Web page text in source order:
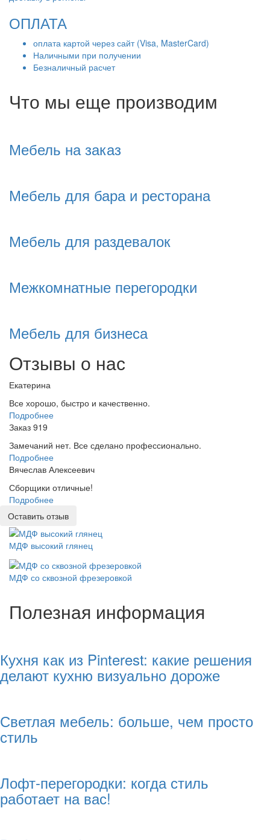
ОПЛАТА
оплата картой через сайт (Visa, MasterCard)
Наличными при получении
Безналичный расчет
Что мы еще производим
Мебель на заказ
Мебель для бара и ресторана
Мебель для раздевалок
Межкомнатные перегородки
Мебель для бизнеса
Отзывы о нас
Екатерина
Все хорошо, быстро и качественно.
Подробнее
Заказ 919
Замечаний нет. Все сделано профессионально.
Подробнее
Вячеслав Алексеевич
Сборщики отличные!
Подробнее
Оставить отзыв
МДФ высокий глянец
МДФ со сквозной фрезеровкой
Полезная информация
Кухня как из Pinterest: какие решения
делают кухню визуально дороже
Светлая мебель: больше, чем просто
стиль
Лофт-перегородки: когда стиль
работает на вас!